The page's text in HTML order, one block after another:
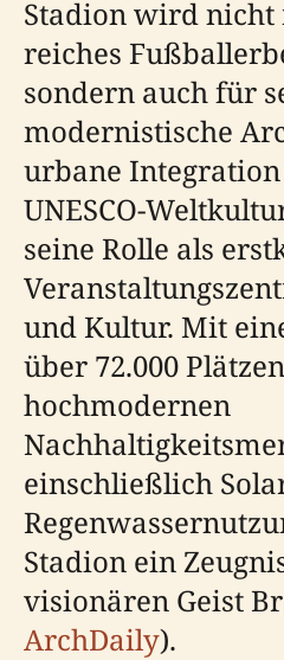
Stadion wird
reiches
sondern auch für
modernistische
urbane
UNESCO-
seine Rolle als
und Kultur. Mit
über 72.000
hochmodernen
einschließlich
Stadion ein
visionären Geist
ArchDaily).